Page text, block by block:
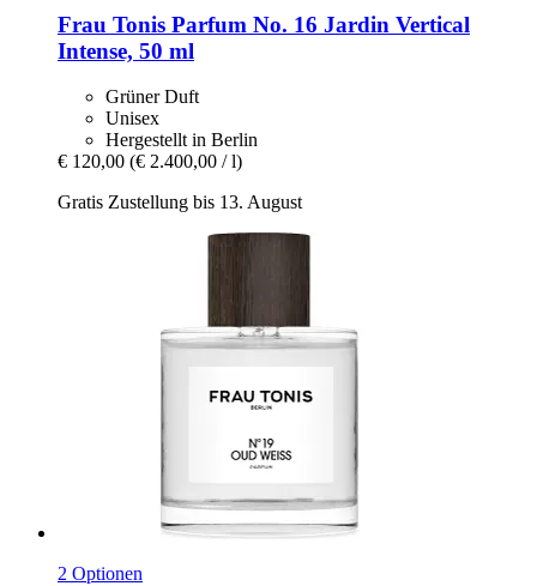
Frau Tonis Parfum No. 16 Jardin Vertical
Intense, 50 ml
Grüner Duft
Unisex
Hergestellt in Berlin
€ 120,00 (€ 2.400,00 / l)
Gratis Zustellung bis 13. August
2 Optionen